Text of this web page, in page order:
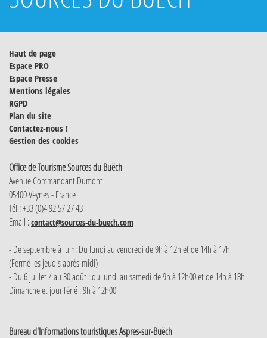
Haut de page
Espace PRO
Espace Presse
Mentions légales
RGPD
Plan du site
Contactez-nous !
Gestion des cookies
Office de Tourisme Sources du Buëch
Avenue Commandant Dumont
05400 Veynes - France
Tél : +33 (0)4 92 57 27 43
Email :contact@sources-du-buech.com
- De septembre à juin: Du lundi au vendredi de 9h à 12h et de 14h à 17h
(Fermé les jeudis après-midi)
- Du 6 juillet / au 30 août : du lundi au samedi de 9h à 12h00 et de 14h à 18h
Dimanche et jour férié : 9h à 12h00
Bureau d'Informations touristiques Aspres-sur-Buëch